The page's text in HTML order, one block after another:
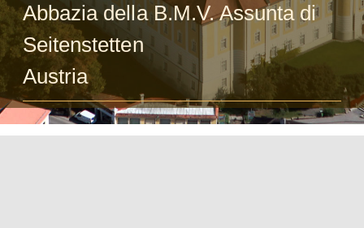
Abbazia della B.M.V. Assunta di
Seitenstetten
Austria